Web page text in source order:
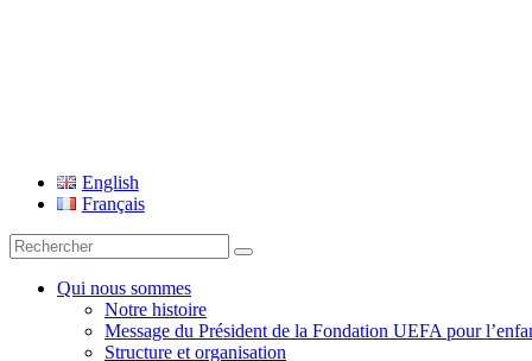
Fondation UEFA
English
Français
Recherche
pour
Qui nous sommes
Notre histoire
Message du Président de la Fondation UEFA pour
Structure et organisation